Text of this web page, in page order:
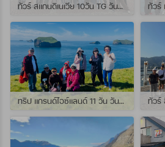
ทัวร์ สแกนดิเนเวีย 10วัน TG วันที่ 24 กรกฏาคม - 02 สิงหาคม 2569 เดินทางกับไกด์พี่ยอร์ช
ทริป แกรนด์ไอซ์แลนด์ 11 วัน วันที่ 25 กรกฏาคม - 04 สิงหาคม 2569 เดินทางกับไกด์พี่เปิ้ล